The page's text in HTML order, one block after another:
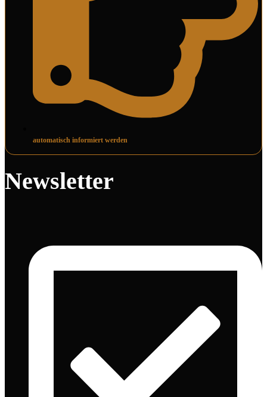
automatisch informiert werden
Newsletter